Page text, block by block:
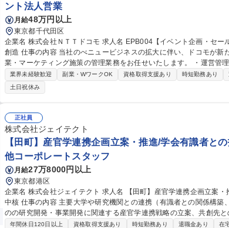
ント法人営業
月給48万円以上
東京都千代田区
企業名 株式会社ＮＴＴドコモ 求人名 EPB004【イベント企画・セールス】アリーナビジネスにおける新たな価値
創造 仕事の内容 当社のべニュービジネスの拡大に伴い、ドコモが新たに運営するアリーナでのイベント企画/営
業・マーケティング施策の管理業務をお任せいたします。 ・運営管理するスタジアムにおいて、施設利用が想定
される興行主（特に音楽興行主）へのブッキング営業業務や自主イ
ける、マーケティング施策の実行管理 ※今回のポジションでは、採
業界未経験歓迎 副業・WワークOK 資格取得支援あり 時短勤務あり
土日祝休み
正社員
株式会社ジェイテクト
【田町】産官学連携企画立案・推進/学会有識者と
他コーポレートスタッフ
月給27万8000円以上
東京都港区
企業名 株式会社ジェイテクト 求人名 【田町】産官学連携企画立案・推進/学会有識者との技術渉外対応/トヨタG
中核 仕事の内容 主要大学や研究機関との連携（有識者との関係構築、シーズ探索、情報収集など）を通じ、弊社
のの研究開発・事業開発に関連する産官学連携戦略の立案、共創先
せします。 社外との幅広い交流を通じてニーズとシーズのマッチングを図り社会課題の解決や未来の社会に対す
年間休日120日以上 資格取得支援あり 時短勤務あり 退職金あり 在